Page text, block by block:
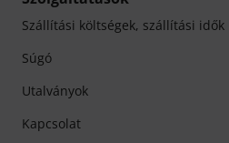
Szállítási költségek, szállítási idők
Súgó
Utalványok
Kapcsolat